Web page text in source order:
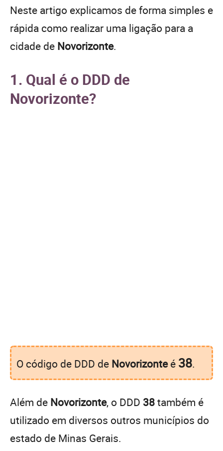
Neste artigo explicamos de forma simples e
rápida como realizar uma ligação para a
cidade de Novorizonte.
1. Qual é o DDD de
Novorizonte?
O código de DDD de Novorizonteé 38.
Além de Novorizonte, o DDD 38também é
utilizado em diversos outros municípios do
estado de Minas Gerais.